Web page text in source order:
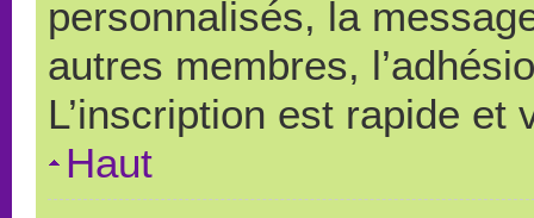
personnalisés, la
autres membres,
L’inscription est rapide et
Haut